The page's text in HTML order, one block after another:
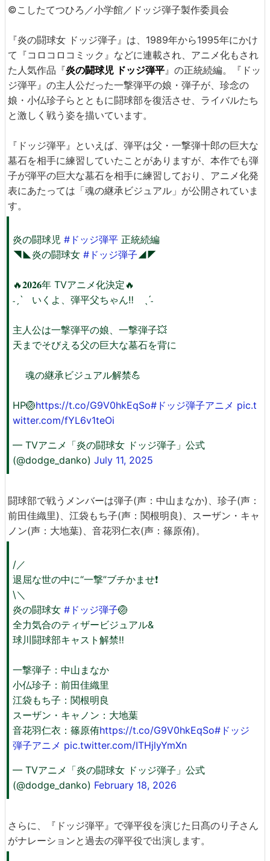
©こしたてつひろ／小学館／ドッジ弾子製作委員会
『炎の闘球女 ドッジ弾子』は、1989年から1995年にかけ
て『コロコロコミック』などに連載され、アニメ化もされ
た人気作品『炎の闘球児 ドッジ弾平 』の正統続編。『ドッ
ジ弾平』の主人公だった一撃弾平の娘・弾子が、珍念の
娘・小仏珍子らとともに闘球部を復活させ、ライバルたち
と激しく戦う姿を描いています。
『ドッジ弾平』といえば、弾平は父・一撃弾十郎の巨大な
墓石を相手に練習していたことがありますが、本作でも弾
子が弾平の巨大な墓石を相手に練習しており、アニメ化発
表にあたっては「魂の継承ビジュアル」が公開されていま
す。
炎の闘球児 #ドッジ弾平 正統続編
◥◣炎の闘球女 #ドッジ弾子 ◢◤
🔥𝟐𝟎𝟐𝟔年 TVアニメ化決定🔥
˗ˏˋ いくよ、弾平父ちゃん‼️ ˎˊ˗
主人公は一撃弾平の娘、一撃弾子💥
天までそびえる父の巨大な墓石を背に
魂の継承ビジュアル解禁💪
HP🏐https://t.co/G9V0hkEqSo#ドッジ弾子アニメ pic.t
witter.com/fYL6v1teOi
— TVアニメ「炎の闘球女 ドッジ弾子」公式
(@dodge_danko) July 11, 2025
闘球部で戦うメンバーは弾子(声：中山まなか)、珍子(声：
前田佳織里)、江袋もち子(声：関根明良)、スーザン・キャ
ノン(声：大地葉)、音花羽仁衣(声：篠原侑)。
/／
退屈な世の中に“一撃”ブチかませ❗️
\＼
炎の闘球女 #ドッジ弾子🏐
全力気合のティザービジュアル&
球川闘球部キャスト解禁‼️
一撃弾子：中山まなか
小仏珍子：前田佳織里
江袋もち子：関根明良
スーザン・キャノン：大地葉
音花羽仁衣：篠原侑https://t.co/G9V0hkEqSo#ドッジ
弾子アニメ pic.twitter.com/ITHjlyYmXn
— TVアニメ「炎の闘球女 ドッジ弾子」公式
(@dodge_danko) February 18, 2026
さらに、『ドッジ弾平』で弾平役を演じた日髙のり子さん
がナレーションと過去の弾平役で出演します。